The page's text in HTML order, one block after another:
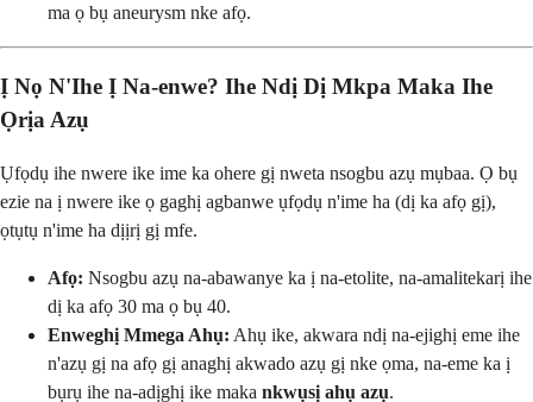
ma ọ bụ aneurysm nke afọ.
Ị Nọ N'Ihe Ị Na-enwe? Ihe Ndị Dị Mkpa Maka Ihe
Ọrịa Azụ
Ụfọdụ ihe nwere ike ime ka ohere gị nweta nsogbu azụ mụbaa. Ọ bụ
ezie na ị nwere ike ọ gaghị agbanwe ụfọdụ n'ime ha (dị ka afọ gị),
ọtụtụ n'ime ha dịịrị gị mfe.
Afọ: Nsogbu azụ na-abawanye ka ị na-etolite, na-amalitekarị ihe
dị ka afọ 30 ma ọ bụ 40.
Enweghị Mmega Ahụ: Ahụ ike, akwara ndị na-ejighị eme ihe
n'azụ gị na afọ gị anaghị akwado azụ gị nke ọma, na-eme ka ị
bụrụ ihe na-adịghị ike maka nkwụsị ahụ azụ.